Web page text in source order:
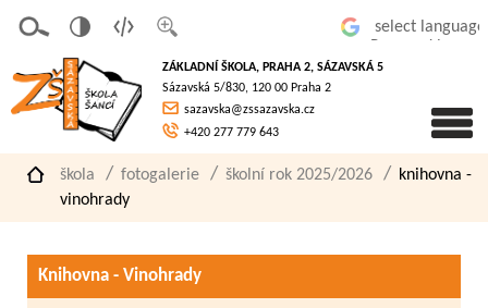
písmo
á
verze
pro
slaboz
raké
ZÁKLADNÍ ŠKOLA, PRAHA 2, SÁZAVSKÁ 5
Sázavská 5/830, 120 00 Praha 2
sazavska@zssazavska.cz
+420 277 779 643
škola fotogalerie školní rok 2025/2026
knihovna -
vinohrady
Knihovna - Vinohrady